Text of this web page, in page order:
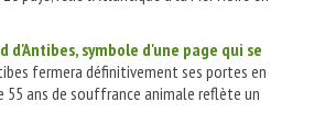
d'Antibes, symbole d'une page qui se
fermera définitivement ses portes en
55 ans de souffrance animale reflète un